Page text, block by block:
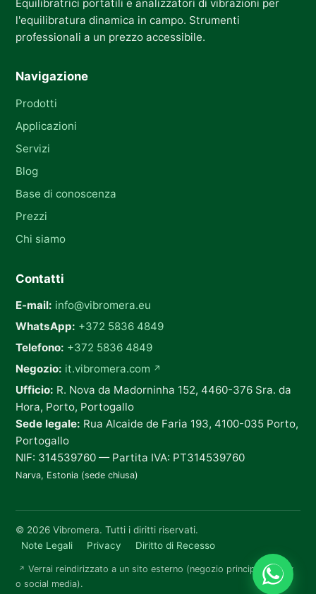
Equilibratrici portatili e analizzatori di vibrazioni per
l'equilibratura dinamica in campo. Strumenti
professionali a un prezzo accessibile.
Navigazione
Prodotti
Applicazioni
Servizi
Blog
Base di conoscenza
Prezzi
Chi siamo
Contatti
E-mail: info@vibromera.eu
WhatsApp: +372 5836 4849
Telefono: +372 5836 4849
Negozio: it.vibromera.com ↗
Ufficio: R. Nova da Madorninha 152, 4460-376 Sra. da
Hora, Porto, Portogallo
Sede legale: Rua Alcaide de Faria 193, 4100-035 Porto,
Portogallo
NIF: 314539760 — Partita IVA: PT314539760
Narva, Estonia (sede chiusa)
© 2026 Vibromera. Tutti i diritti riservati.
Note Legali
Privacy Diritto di Recesso
↗ Verrai reindirizzato a un sito esterno (negozio principale, eBay
o social media).